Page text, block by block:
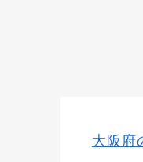
大阪府